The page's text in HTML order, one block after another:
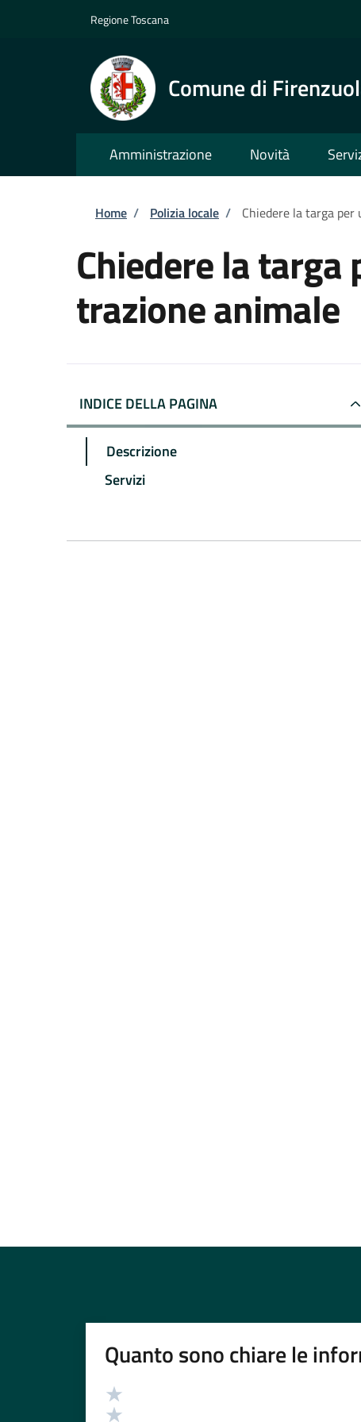
Regione Toscana
Comune di
Amministrazione Novità
Briciole di pane
Home / Polizia locale / Chiedere la targa
Chiedere la targa
trazione animale
INDICE DELLA PAGINA
Descrizione
Servizi
Quanto sono chiare le
Valutazione